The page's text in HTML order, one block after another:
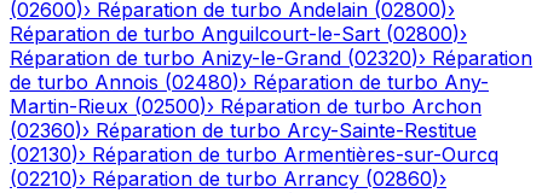
(02600)› Réparation de turbo Andelain (02800)›
Réparation de turbo Anguilcourt-le-Sart (02800)›
Réparation de turbo Anizy-le-Grand (02320)› Réparation
de turbo Annois (02480)› Réparation de turbo Any-
Martin-Rieux (02500)› Réparation de turbo Archon
(02360)› Réparation de turbo Arcy-Sainte-Restitue
(02130)› Réparation de turbo Armentières-sur-Ourcq
(02210)› Réparation de turbo Arrancy (02860)›